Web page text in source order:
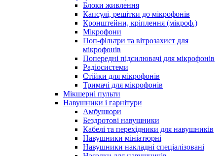
Блоки живлення
Капсулі, решітки до мікрофонів
Кронштейни, кріплення (мікроф.)
Мікрофони
Поп-фільтри та вітрозахист для
мікрофонів
Попередні підсилювачі для мікрофонів
Радіосистеми
Стійки для мікрофонів
Тримачі для мікрофонів
Мікшерні пульти
Навушники і гарнітури
Амбушюри
Бездротові навушники
Кабелі та перехідники для навушників
Навушники мініатюрні
Навушники накладні спеціалізовані